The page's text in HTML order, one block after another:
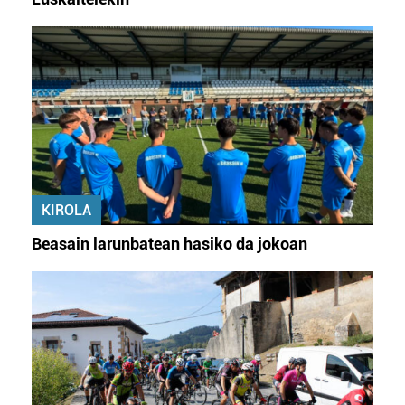
KIROLA
Beasain larunbatean hasiko da jokoan